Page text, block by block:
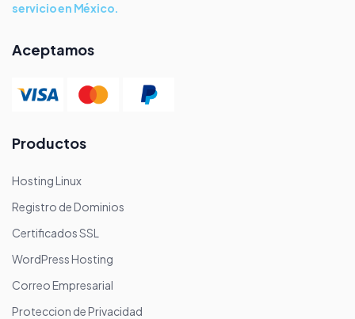
servicio en México.
Aceptamos
Productos
Hosting Linux
Registro de Dominios
Certificados SSL
WordPress Hosting
Correo Empresarial
Proteccion de Privacidad